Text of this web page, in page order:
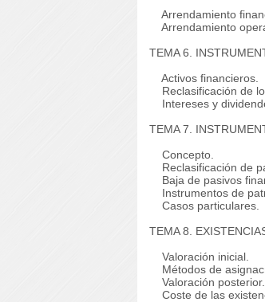
Arrendamiento
Arrendamiento
TEMA 6.
Activos financieros.
Reclasificación de
Intereses y
TEMA 7.
Concepto.
Reclasificación de
Baja de pasivos
Instrumentos de
Casos particulares.
TEMA 8.
Valoración inicial.
Métodos de
Valoración posterior.
Coste de las